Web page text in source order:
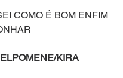
COMO É BOM ENFIM
KIRA